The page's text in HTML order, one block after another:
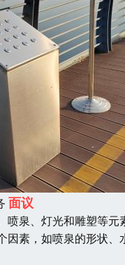
面议
喷泉、灯光和雕塑等
因素，如喷泉的形状